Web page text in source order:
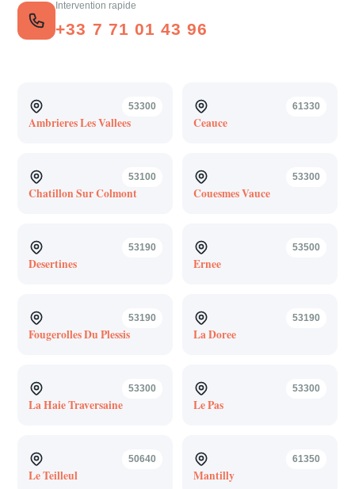
Intervention rapide
+33 7 71 01 43 96
53300
Ambrieres Les Vallees
61330
Ceauce
53100
Chatillon Sur Colmont
53300
Couesmes Vauce
53190
Desertines
53500
Ernee
53190
Fougerolles Du Plessis
53190
La Doree
53300
La Haie Traversaine
53300
Le Pas
50640
Le Teilleul
61350
Mantilly